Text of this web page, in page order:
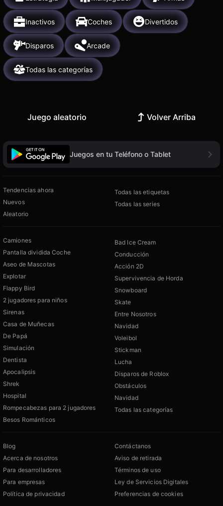
Inactivos Coches Divertidos
Disparos Arcade
Todas las categorías
Juego aleatorio Volver Arriba
Juegos en tu Teléfono o Tablet
Tendencias ahora
Nuevos
Aleatorio
Todas las etiquetas
Todas las series
Camiones
Pantalla dividida Coche
Aseo de Mascotas
Explotar
Flappy Bird
2 jugadores para niños
Sirenas
Casa de Muñecas
De Papá
Simulación
Dentista
Apocalipsis
Shrek
Hospital
Rompecabezas para 2 jugadores
Besos Románticos
Bad Ice Cream
Conducción
Acción 2D
Supervivencia de Horda
Snowboard
Skate
Entre Nosotros
Navidad
Voleibol
Stickman
Lucha
Disparos de Roblox
Obstáculos
Navidad
Todas las categorías
Blog
Acerca de nosotros
Para desarrolladores
Para empresas
Política de privacidad
Contáctanos
Aviso de retirada
Términos de uso
Ley de Servicios Digitales
Preferencias de cookies